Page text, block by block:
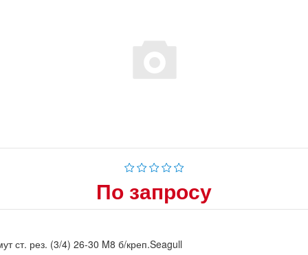
По запросу
ст. рез. (3/4) 26-30 M8 б/креп.Seagull